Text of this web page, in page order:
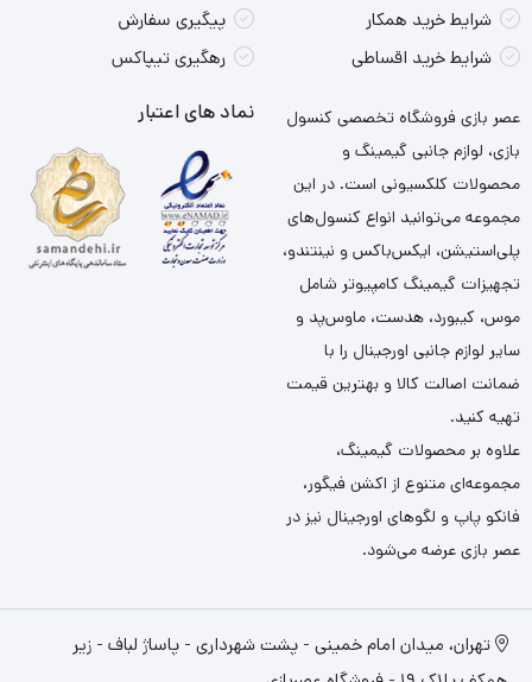
شرایط خرید همکار
شرایط خرید اقساطی
پیگیری سفارش
رهگیری تیپاکس
عصر بازی فروشگاه تخصصی کنسول
بازی، لوازم جانبی گیمینگ و
محصولات کلکسیونی است. در این
مجموعه می‌توانید انواع کنسول‌های
پلی‌استیشن، ایکس‌باکس و نینتندو،
تجهیزات گیمینگ کامپیوتر شامل
موس، کیبورد، هدست، ماوس‌پد و
سایر لوازم جانبی اورجینال را با
ضمانت اصالت کالا و بهترین قیمت
تهیه کنید.
علاوه بر محصولات گیمینگ،
مجموعه‌ای متنوع از اکشن فیگور،
فانکو پاپ و لگوهای اورجینال نیز در
عصر بازی عرضه می‌شود.
نماد های اعتبار
تهران، میدان امام خمینی - پشت شهرداری - پاساژ لباف - زیر